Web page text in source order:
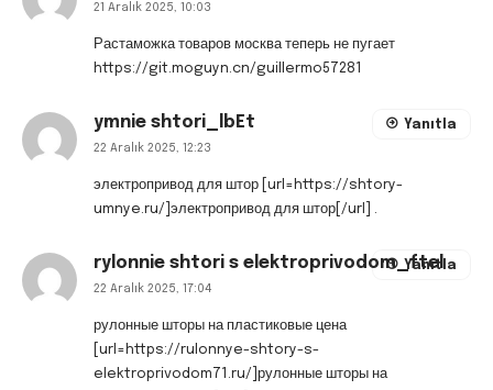
21 Aralık 2025, 10:03
Растаможка товаров москва теперь не пугает
https://git.moguyn.cn/guillermo57281
ymnie shtori_lbEt
22 Aralık 2025, 12:23
электропривод для штор [url=https://shtory-
umnye.ru/]электропривод для штор[/url] .
Yanıtla
rylonnie shtori s elektroprivodom_ftel
22 Aralık 2025, 17:04
рулонные шторы на пластиковые цена
[url=https://rulonnye-shtory-s-
elektroprivodom71.ru/]рулонные шторы на
Yanıtla